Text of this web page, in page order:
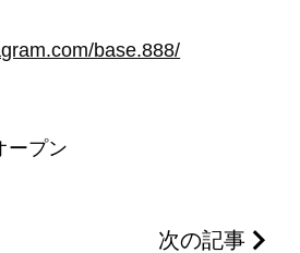
base.888/
ープン
次の記事